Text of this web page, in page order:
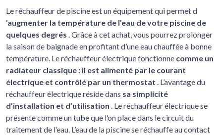
Le réchauffeur de piscine est un équipement qui permet d
’augmenter la température de l’eau de votre piscine de
quelques degrés . Grâce à cet achat, vous pourrez prolonger
la saison de baignade en profitant d’une eau chauffée à bonne
température. Le réchauffeur électrique fonctionne comme un
radiateur classique : il est alimenté par le courant
électrique et contrôlé par un thermostat . L’avantage du
réchauffeur électrique réside dans sa simplicité
d’installation et d’utilisation . Le réchauffeur électrique se
présente comme un tube que l’on place dans le circuit du
traitement de l’eau. L’eau de la piscine se réchauffe au contact